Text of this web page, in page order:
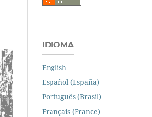
IDIOMA
English
Español (España)
Português (Brasil)
Français (France)